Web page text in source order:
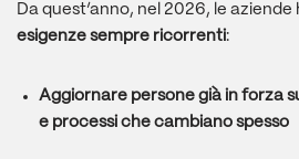
Da quest’anno, nel 2026, le
esigenze sempre ricorrenti:
Aggiornare persone già in forza
e processi che cambiano spesso